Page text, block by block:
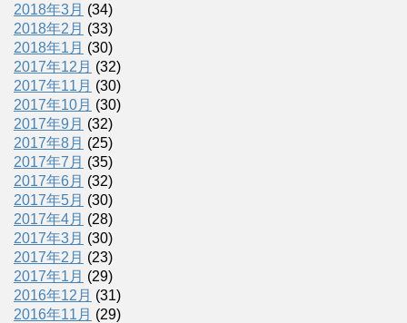
2018年3月 (34)
2018年2月 (33)
2018年1月 (30)
2017年12月 (32)
2017年11月 (30)
2017年10月 (30)
2017年9月 (32)
2017年8月 (25)
2017年7月 (35)
2017年6月 (32)
2017年5月 (30)
2017年4月 (28)
2017年3月 (30)
2017年2月 (23)
2017年1月 (29)
2016年12月 (31)
2016年11月 (29)